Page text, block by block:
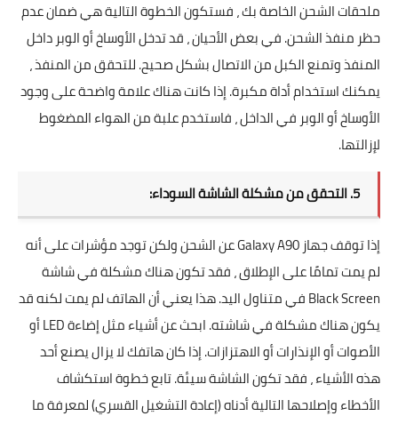
ملحقات الشحن الخاصة بك ، فستكون الخطوة التالية هي ضمان عدم
حظر منفذ الشحن. في بعض الأحيان ، قد تدخل الأوساخ أو الوبر داخل
المنفذ وتمنع الكبل من الاتصال بشكل صحيح. للتحقق من المنفذ ،
يمكنك استخدام أداة مكبرة. إذا كانت هناك علامة واضحة على وجود
الأوساخ أو الوبر في الداخل ، فاستخدم علبة من الهواء المضغوط
لإزالتها.
5. التحقق من مشكلة الشاشة السوداء:
إذا توقف جهاز Galaxy A90 عن الشحن ولكن توجد مؤشرات على أنه
لم يمت تمامًا على الإطلاق ، فقد تكون هناك مشكلة في شاشة
Black Screen في متناول اليد. هذا يعني أن الهاتف لم يمت لكنه قد
يكون هناك مشكلة في شاشته. ابحث عن أشياء مثل إضاءة LED أو
الأصوات أو الإنذارات أو الاهتزازات. إذا كان هاتفك لا يزال يصنع أحد
هذه الأشياء ، فقد تكون الشاشة سيئة. تابع خطوة استكشاف
الأخطاء وإصلاحها التالية أدناه (إعادة التشغيل القسري) لمعرفة ما